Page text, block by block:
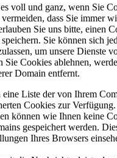
voll und ganz, wenn Sie
dass Sie immer
Sie uns bitte, einen
Sie können sich
um unsere Dienste
Sie Cookies ablehnen,
Domain entfernt.
Liste der von Ihrem
Cookies zur
können wie Ihnen keine
gespeichert werden.
Ihres Browsers